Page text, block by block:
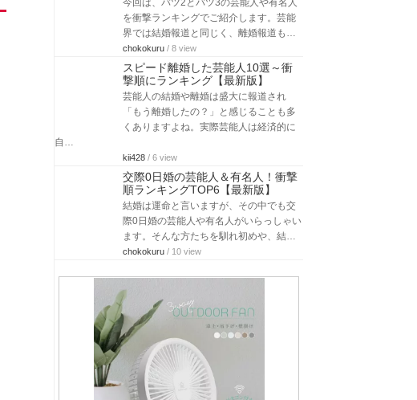
今回は、バツ2とバツ3の芸能人や有名人
を衝撃ランキングでご紹介します。芸能
界では結婚報道と同じく、離婚報道も…
chokokuru / 8 view
スピード離婚した芸能人10選～衝
撃順にランキング【最新版】
芸能人の結婚や離婚は盛大に報道され
「もう離婚したの？」と感じることも多
くありますよね。実際芸能人は経済的に
自…
kii428 / 6 view
交際0日婚の芸能人＆有名人！衝撃
順ランキングTOP6【最新版】
結婚は運命と言いますが、その中でも交
際0日婚の芸能人や有名人がいらっしゃい
ます。そんな方たちを馴れ初めや、結…
chokokuru / 10 view